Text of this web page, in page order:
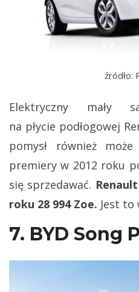
źródło:
Elektryczny mały
na płycie podłogowej
pomysł również
premiery w 2012 roku
się sprzedawać.
roku 28 994 Zoe. Jest to
7. BYD Song